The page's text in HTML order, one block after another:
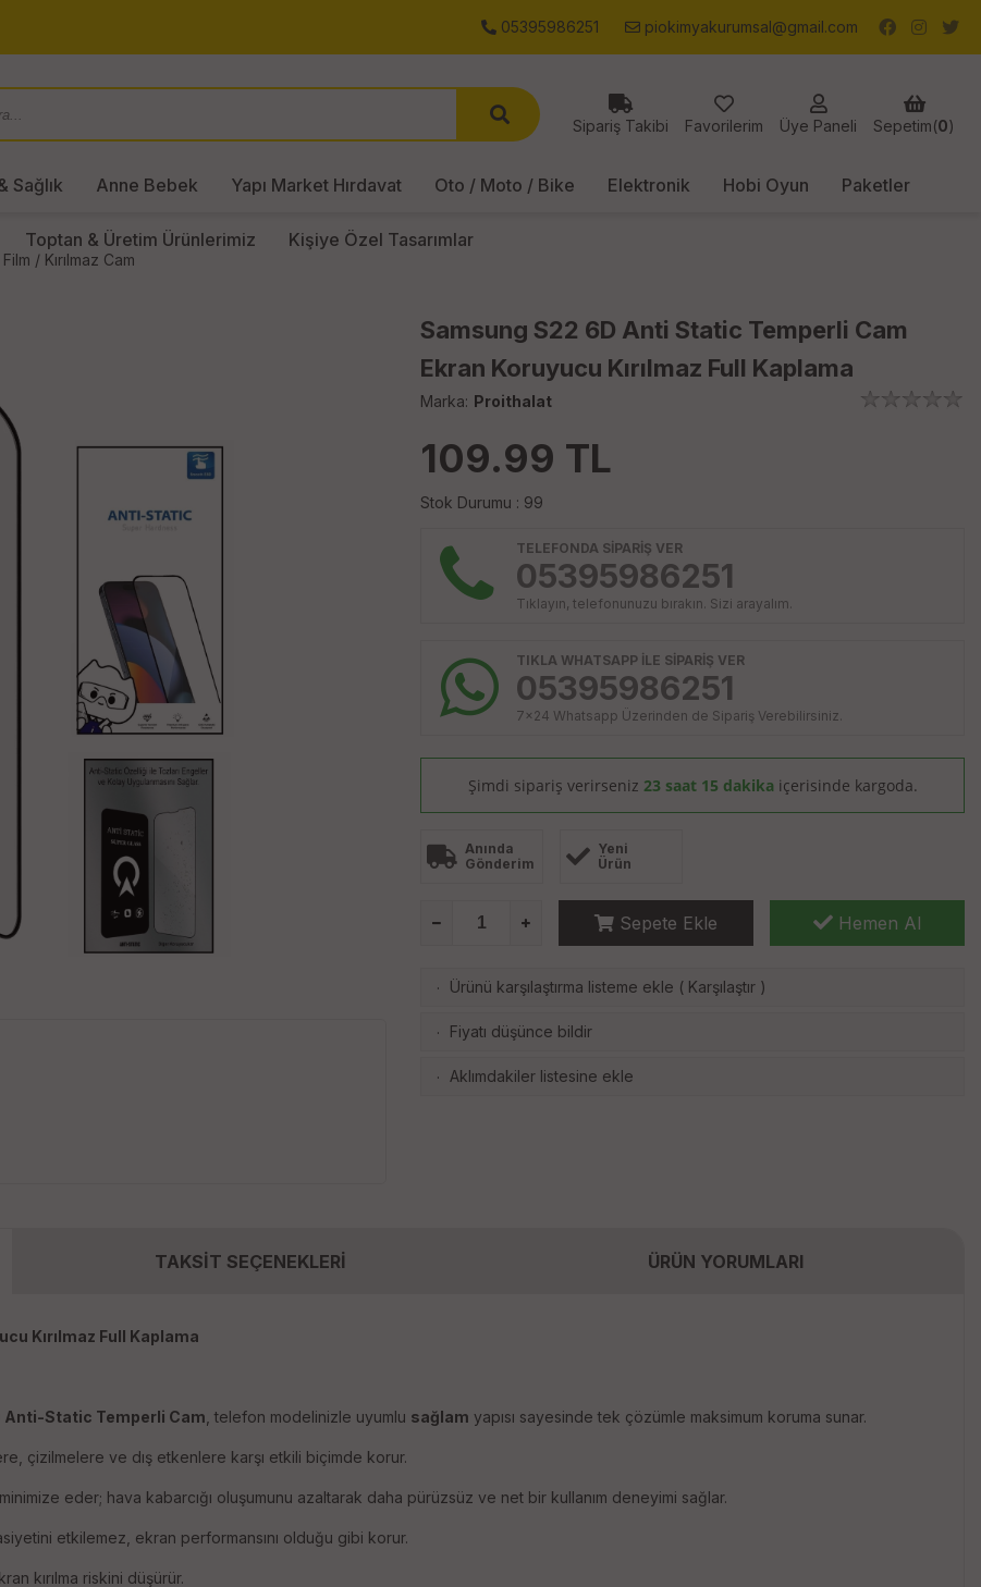
05395986251 piokimyakurumsal@gmail.com
Sipariş Takibi Favorilerim Üye Paneli Sepetim(0)
Sağlık Anne Bebek Yapı Market Hırdavat Oto / Moto / Bike Elektronik Hobi Oyun Paketler
Toptan & Üretim Ürünlerimiz Kişiye Özel Tasarımlar
/ Kırılmaz Cam
Samsung S22 6D Anti Static Temperli Cam
Ekran Koruyucu Kırılmaz Full Kaplama
Marka: Proithalat
109.99 TL
Stok Durumu : 99
TELEFONDA SİPARİŞ VER
05395986251
Tıklayın, telefonunuzu bırakın. Sizi arayalım.
TIKLA WHATSAPP İLE SİPARİŞ VER
05395986251
7x24 Whatsapp Üzerinden de Sipariş Verebilirsiniz.
Şimdi sipariş verirseniz 23 saat 15 dakika içerisinde kargoda.
Anında
Gönderim
Yeni
Ürün
Sepete Ekle Hemen Al
· Ürünü karşılaştırma listeme ekle ( Karşılaştır )
· Fiyatı düşünce bildir
· Aklımdakiler listesine ekle
TAKSİT SEÇENEKLERİ ÜRÜN YORUMLARI
Kırılmaz Full Kaplama
Anti-Static Temperli Cam , telefon modelinizle uyumlu sağlam yapısı sayesinde tek çözümle maksimum koruma sunar.
çizilmelere ve dış etkenlere karşı etkili biçimde korur.
eder; hava kabarcığı oluşumunu azaltarak daha pürüzsüz ve net bir kullanım deneyimi sağlar.
etkilemez, ekran performansını olduğu gibi korur.
kırılma riskini düşürür.